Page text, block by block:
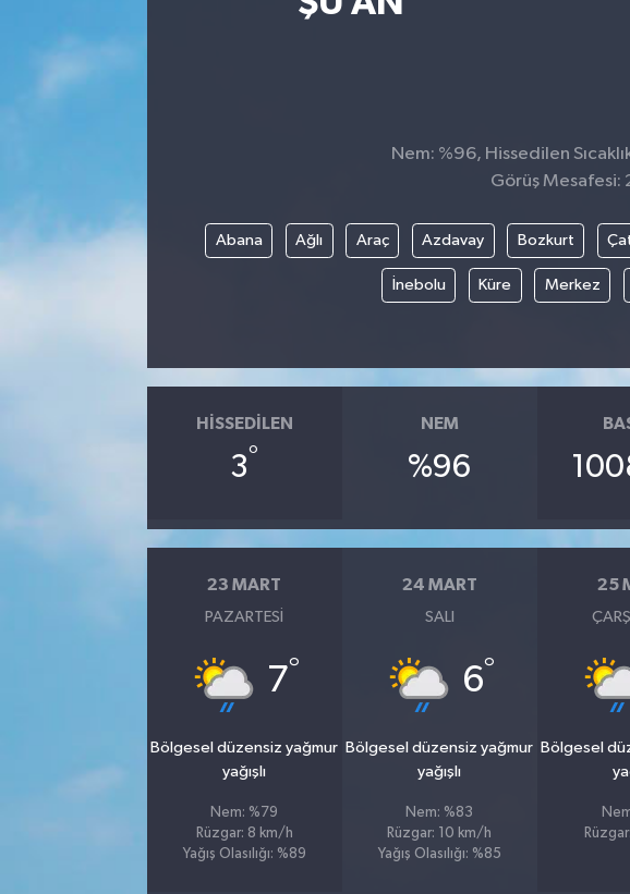
Nem: %96, Hissedilen
Görüş Mesafesi:
Abana Ağlı Araç Azdavay Bozkurt
İnebolu Küre Merkez
HISSEDILEN
3°
NEM
%96
23 MART
PAZARTESI
7°
Bölgesel düzensiz yağmur
yağışlı
Nem: %79
Rüzgar: 8 km/h
Yağış Olasılığı: %89
24 MART
SALI
6°
Bölgesel düzensiz yağmur
yağışlı
Nem: %83
Rüzgar: 10 km/h
Yağış Olasılığı: %85
25
Bölgesel